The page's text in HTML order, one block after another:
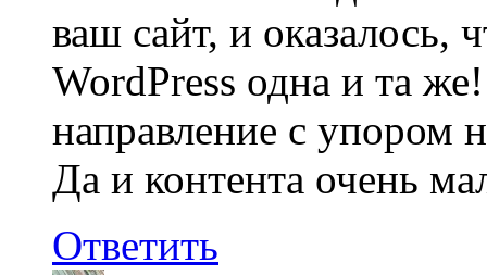
ваш сайт, и оказалось,
WordPress одна и та
направление с упором
Да и контента очень
Ответить